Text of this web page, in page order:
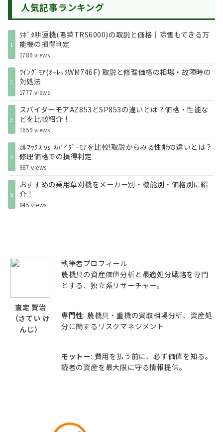
人気記事ランキング
1
ｸﾎﾞﾀ耕運機(陽菜TRS6000)の取説と価格｜除雪もできる万
能機の損得判定
1789 views
2
ｳｲﾝｸﾞﾓｱ(ｵｰﾚｯｸWM746F) 取説と修理価格の相場・故障時の
対処法
1777 views
3
スパイダーモアAZ853とSP853の違いとは？価格・性能な
どを比較紹介！
1659 views
4
ｶﾙﾏｯｸｽ vs ｽﾊﾟｲﾀﾞｰﾓｱを比較!取説からみる性能の違いとは？
修理価格での損得判定
987 views
5
おすすめの乗用草刈機をメーカー別・機能別・価格別に紹
介！
845 views
査定 賢治
（さてい け
んじ）
執筆者プロフィール
農機具の資産価値分析と最適処分戦略を専門
とする、独立系リサーチャー。
専門性: 農機具・重機の買取相場分析、資産処
分に関するリスクマネジメント
モットー: 費用を払う前に、必ず価値を知る。
読者の資産を最大限に守る情報提供。